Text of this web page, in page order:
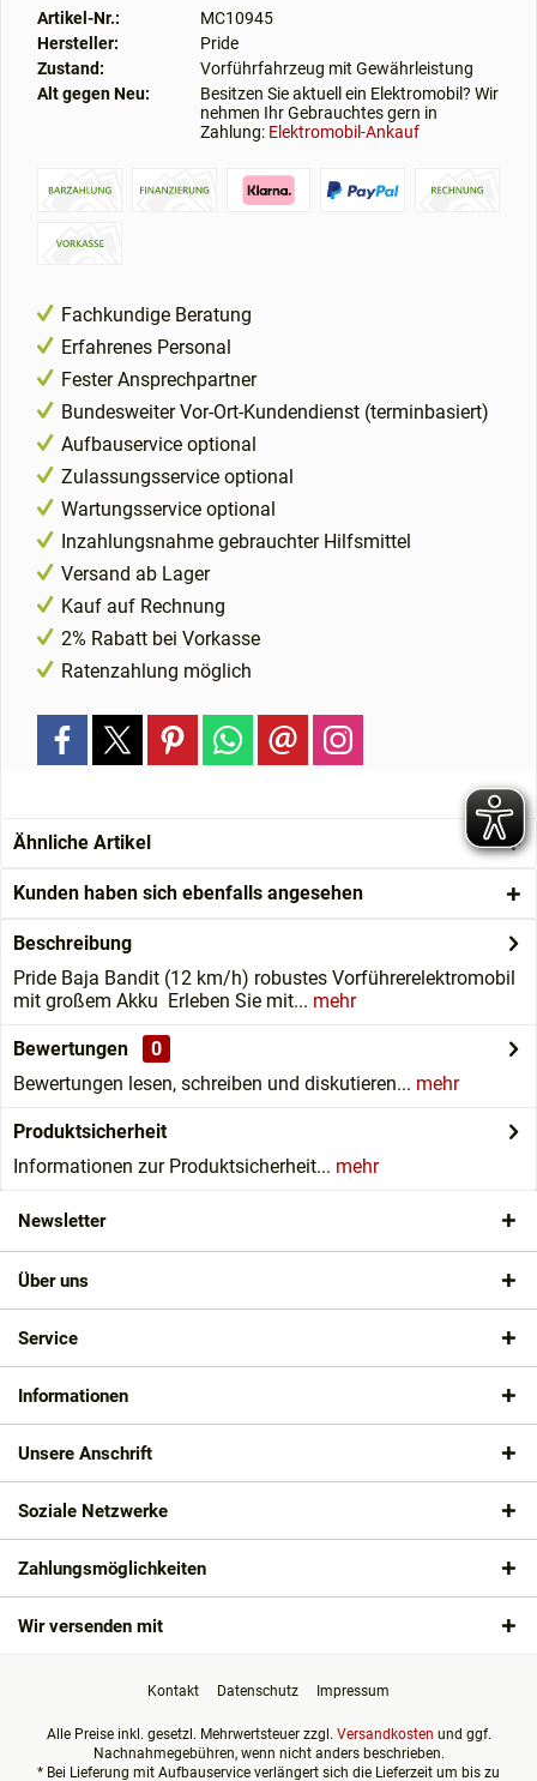
Artikel-Nr.:
MC10945
Hersteller:
Pride
Zustand:
Vorführfahrzeug mit Gewährleistung
Alt gegen Neu:
Besitzen Sie aktuell ein Elektromobil? Wir
nehmen Ihr Gebrauchtes gern in
Zahlung: Elektromobil-Ankauf
Fachkundige Beratung
Erfahrenes Personal
Fester Ansprechpartner
Bundesweiter Vor-Ort-Kundendienst (terminbasiert)
Aufbauservice optional
Zulassungsservice optional
Wartungsservice optional
Inzahlungsnahme gebrauchter Hilfsmittel
Versand ab Lager
Kauf auf Rechnung
2% Rabatt bei Vorkasse
Ratenzahlung möglich
Ähnliche Artikel
Kunden haben sich ebenfalls angesehen
Beschreibung
Pride Baja Bandit (12 km/h) robustes Vorführerelektromobil
mit großem Akku Erleben Sie mit... mehr
Bewertungen
0
Bewertungen lesen, schreiben und diskutieren... mehr
Produktsicherheit
Informationen zur Produktsicherheit... mehr
Newsletter
Über uns
Service
Informationen
Unsere Anschrift
Soziale Netzwerke
Zahlungsmöglichkeiten
Wir versenden mit
Kontakt Datenschutz Impressum
Alle Preise inkl. gesetzl. Mehrwertsteuer zzgl. Versandkosten und ggf.
Nachnahmegebühren, wenn nicht anders beschrieben.
* Bei Lieferung mit Aufbauservice verlängert sich die Lieferzeit um bis zu